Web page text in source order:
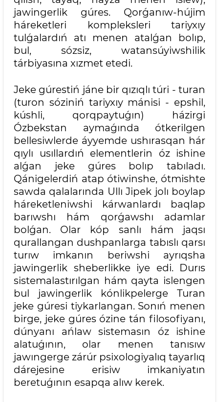
jawingerlik gúres. Qorǵanıw-hújim
háreketleri kompleksleri tariyxıy
tulǵalardıń atı menen atalǵan bolıp,
bul, sózsiz, watansúyiwshilik
tárbiyasına xızmet etedi.
Jeke gúrestiń jáne bir qızıqlı túri - turan
(turon sóziniń tariyxıy mánisi - epshil,
kúshli, qorqpaytuǵın) házirgi
Ózbekstan aymaǵında ótkerilgen
bellesiwlerde áyyemde ushırasqan hár
qıylı usıllardıń elementlerin óz ishine
alǵan jeke gúres bolıp tabıladı.
Qánigelerdiń atap ótiwinshe, ótmishte
sawda qalalarında Ullı Jipek jolı boylap
háreketleniwshi kárwanlardı baqlap
barıwshı hám qorǵawshı adamlar
bolǵan. Olar kóp sanlı hám jaqsı
qurallangan dushpanlarga tabıslı qarsı
turıw imkanın beriwshi ayrıqsha
jawingerlik sheberlikke iye edi. Durıs
sistemalastırılgan hám qayta islengen
bul jawingerlik kónlikpelerge Turan
jeke gúresi tiykarlangan. Sonıń menen
birge, jeke gúres ózine tán filosofiyanı,
dúnyanı ańlaw sistemasın óz ishine
alatuǵının, olar menen tanısıw
jawıngerge zárúr psixologiyalıq tayarlıq
dárejesine erisiw imkaniyatın
beretuǵının esapqa alıw kerek.